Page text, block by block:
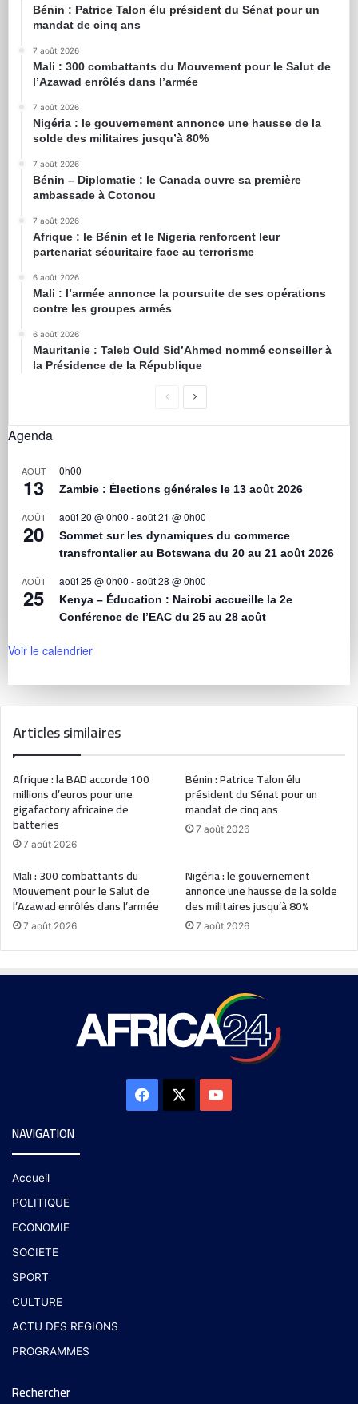
Bénin : Patrice Talon élu président du Sénat pour un
mandat de cinq ans
7 août 2026
Mali : 300 combattants du Mouvement pour le Salut de
l’Azawad enrôlés dans l’armée
7 août 2026
Nigéria : le gouvernement annonce une hausse de la
solde des militaires jusqu’à 80%
7 août 2026
Bénin – Diplomatie : le Canada ouvre sa première
ambassade à Cotonou
7 août 2026
Afrique : le Bénin et le Nigeria renforcent leur
partenariat sécuritaire face au terrorisme
6 août 2026
Mali : l’armée annonce la poursuite de ses opérations
contre les groupes armés
6 août 2026
Mauritanie : Taleb Ould Sid’Ahmed nommé conseiller à
la Présidence de la République
Agenda
AOÛT
13
0h00
Zambie : Élections générales le 13 août 2026
AOÛT
20
août 20 @ 0h00 -août 21 @ 0h00
Sommet sur les dynamiques du commerce
transfrontalier au Botswana du 20 au 21 août 2026
AOÛT
25
août 25 @ 0h00 -août 28 @ 0h00
Kenya – Éducation : Nairobi accueille la 2e
Conférence de l’EAC du 25 au 28 août
Voir le calendrier
Articles similaires
Afrique : la BAD accorde 100
millions d’euros pour une
gigafactory africaine de
batteries
7 août 2026
Bénin : Patrice Talon élu
président du Sénat pour un
mandat de cinq ans
7 août 2026
Mali : 300 combattants du
Mouvement pour le Salut de
l’Azawad enrôlés dans l’armée
7 août 2026
Nigéria : le gouvernement
annonce une hausse de la solde
des militaires jusqu’à 80%
7 août 2026
NAVIGATION
Accueil
POLITIQUE
ECONOMIE
SOCIETE
SPORT
CULTURE
ACTU DES REGIONS
PROGRAMMES
Rechercher